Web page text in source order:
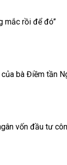
mắc rồi để đó”
bà Điềm tần
vốn đầu tư